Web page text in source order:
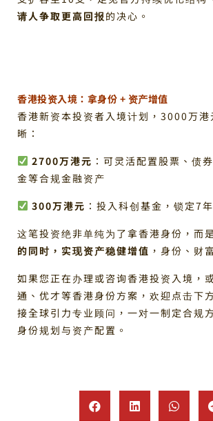
请人争取更高回报的决心。
香港投资入境：拿身份 + 资产增值
香港新资本投资者入境计划，3000万港
晰：
2700万港元 ：可灵活配置股票、债
金等合规金融资产
300万港元 ：投入科创基金，锁定7
这笔投资绝非单纯为了拿香港身份，而
的同时，实现资产稳健增值 ，身份、财
如果您正在办理或咨询香港投资入境，
通、优才等香港身份方案，欢迎点击下
接全球引力专业顾问，一对一制定合规
身份规划与资产配置。